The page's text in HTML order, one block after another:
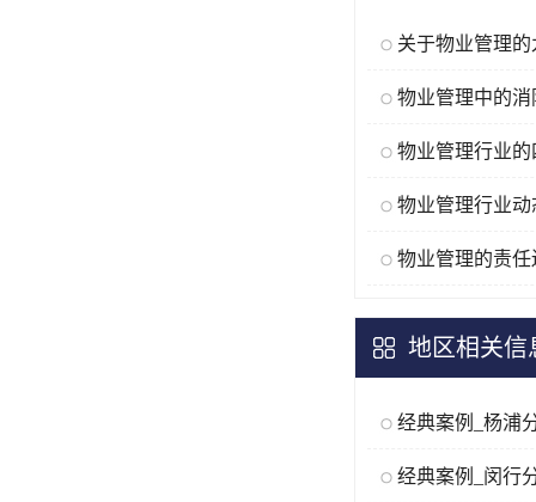
物业管理的责任
地区相关信
经典案例_杨浦
经典案例_闵行